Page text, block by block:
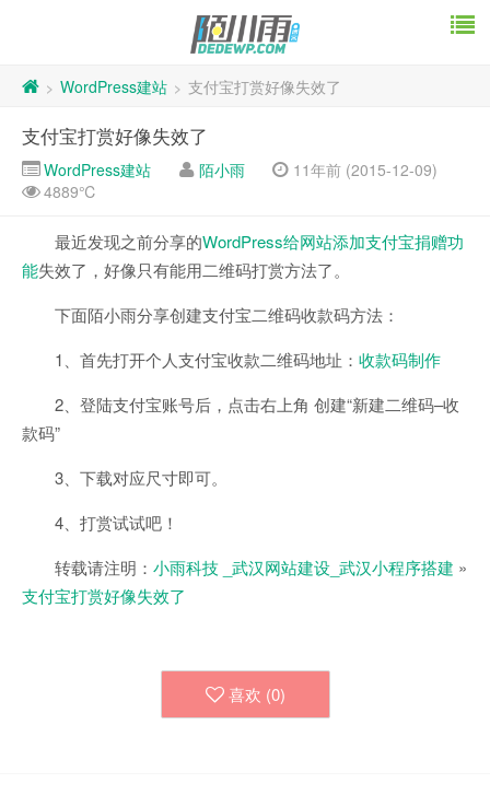
> WordPress建站 > 支付宝打赏好像失效了
支付宝打赏好像失效了
WordPress建站 陌小雨
11年前 (2015-12-09)
4889℃
最近发现之前分享的WordPress给网站添加支付宝捐赠功
能失效了，好像只有能用二维码打赏方法了。
下面陌小雨分享创建支付宝二维码收款码方法：
1、首先打开个人支付宝收款二维码地址： 收款码制作
2、登陆支付宝账号后，点击右上角 创建“新建二维码–收
款码”
3、下载对应尺寸即可。
4、打赏试试吧！
转载请注明： 小雨科技 _武汉网站建设_武汉小程序搭建 »
支付宝打赏好像失效了
喜欢 (0)